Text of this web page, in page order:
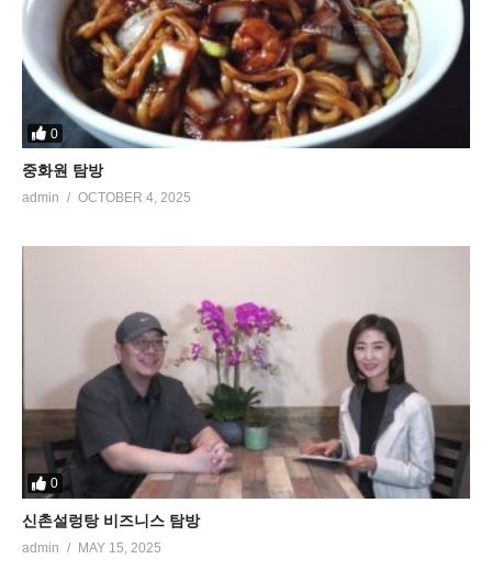
0
중화원 탐방
admin OCTOBER 4, 2025
0
신촌설렁탕 비즈니스 탐방
admin MAY 15, 2025